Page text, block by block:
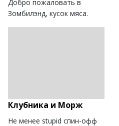
Добро пожаловать в
Зомбилэнд, кусок мяса.
Клубника и Морж
Не менее stupid спин-офф